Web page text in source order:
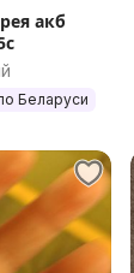
акб
Беларуси